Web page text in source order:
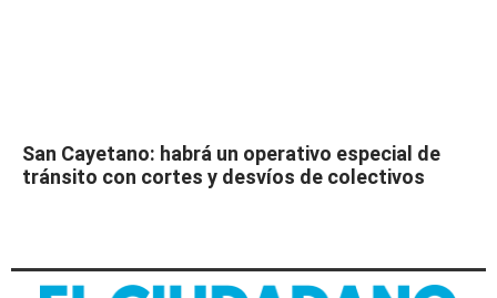
San Cayetano: habrá un operativo especial de
tránsito con cortes y desvíos de colectivos